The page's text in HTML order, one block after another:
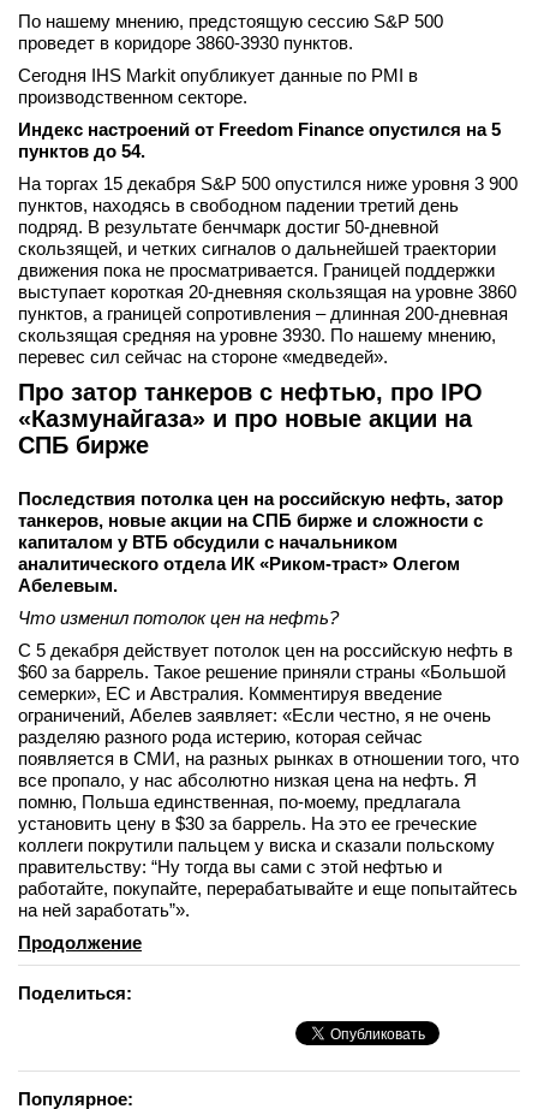
По нашему мнению, предстоящую сессию S&P 500
проведет в коридоре 3860-3930 пунктов.
Сегодня IHS Markit опубликует данные по PMI в
производственном секторе.
Индекс настроений от Freedom Finance опустился на 5
пунктов до 54.
На торгах 15 декабря S&P 500 опустился ниже уровня 3 900
пунктов, находясь в свободном падении третий день
подряд. В результате бенчмарк достиг 50-дневной
скользящей, и четких сигналов о дальнейшей траектории
движения пока не просматривается. Границей поддержки
выступает короткая 20-дневняя скользящая на уровне 3860
пунктов, а границей сопротивления – длинная 200-дневная
скользящая средняя на уровне 3930. По нашему мнению,
перевес сил сейчас на стороне «медведей».
Про затор танкеров с нефтью, про IPO
«Казмунайгаза» и про новые акции на
СПБ бирже
Последствия потолка цен на российскую нефть, затор
танкеров, новые акции на СПБ бирже и сложности с
капиталом у ВТБ обсудили с начальником
аналитического отдела ИК «Риком-траст» Олегом
Абелевым.
Что изменил потолок цен на нефть?
С 5 декабря действует потолок цен на российскую нефть в
$60 за баррель. Такое решение приняли страны «Большой
семерки», ЕС и Австралия. Комментируя введение
ограничений, Абелев заявляет: «Если честно, я не очень
разделяю разного рода истерию, которая сейчас
появляется в СМИ, на разных рынках в отношении того, что
все пропало, у нас абсолютно низкая цена на нефть. Я
помню, Польша единственная, по-моему, предлагала
установить цену в $30 за баррель. На это ее греческие
коллеги покрутили пальцем у виска и сказали польскому
правительству: “Ну тогда вы сами с этой нефтью и
работайте, покупайте, перерабатывайте и еще попытайтесь
на ней заработать”».
Продолжение
Поделиться:
Популярное: